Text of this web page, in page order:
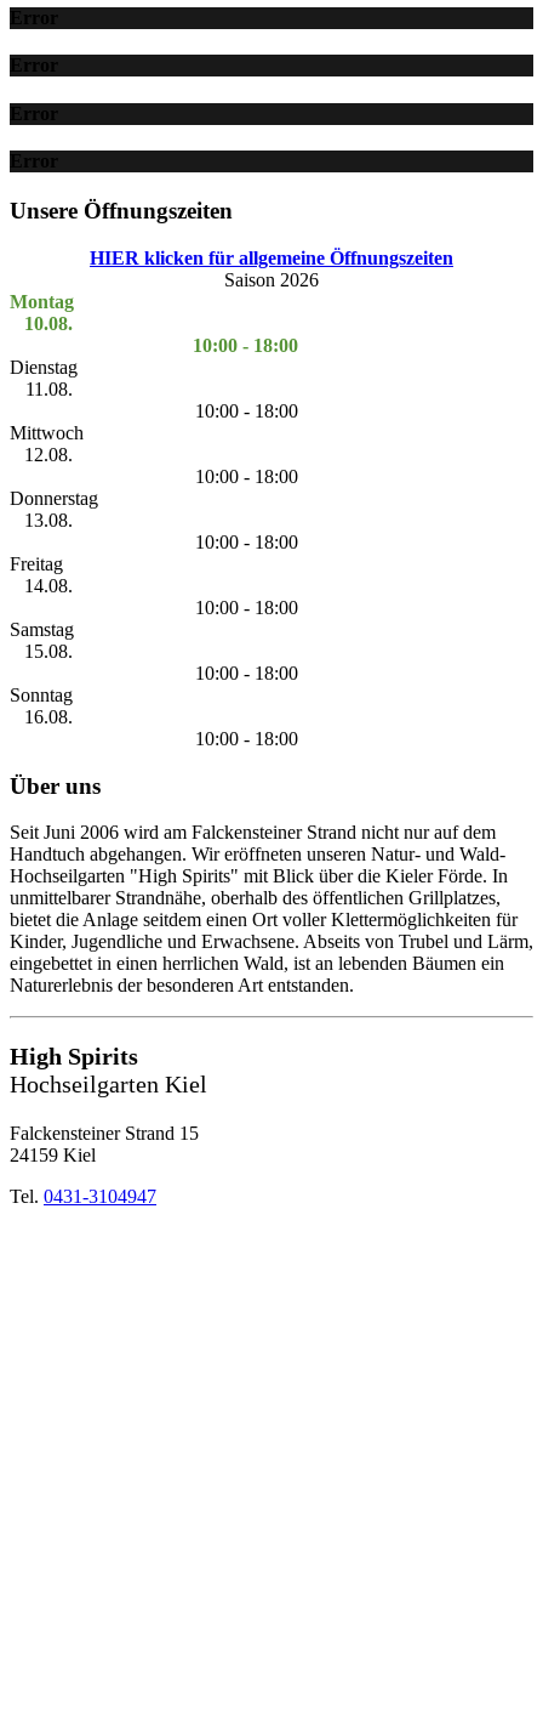
Error
Error
Error
Error
Unsere Öffnungszeiten
HIER klicken für allgemeine Öffnungszeiten
Saison 2026
Montag
10.08.
10:00 - 18:00
Dienstag
11.08.
10:00 - 18:00
Mittwoch
12.08.
10:00 - 18:00
Donnerstag
13.08.
10:00 - 18:00
Freitag
14.08.
10:00 - 18:00
Samstag
15.08.
10:00 - 18:00
Sonntag
16.08.
10:00 - 18:00
Über uns
Seit Juni 2006 wird am Falckensteiner Strand nicht nur auf dem
Handtuch abgehangen. Wir eröffneten unseren Natur- und Wald-
Hochseilgarten "High Spirits" mit Blick über die Kieler Förde. In
unmittelbarer Strandnähe, oberhalb des öffentlichen Grillplatzes,
bietet die Anlage seitdem einen Ort voller Klettermöglichkeiten für
Kinder, Jugendliche und Erwachsene. Abseits von Trubel und Lärm,
eingebettet in einen herrlichen Wald, ist an lebenden Bäumen ein
Naturerlebnis der besonderen Art entstanden.
High Spirits
Hochseilgarten Kiel
Falckensteiner Strand 15
24159 Kiel
Tel. 0431-3104947